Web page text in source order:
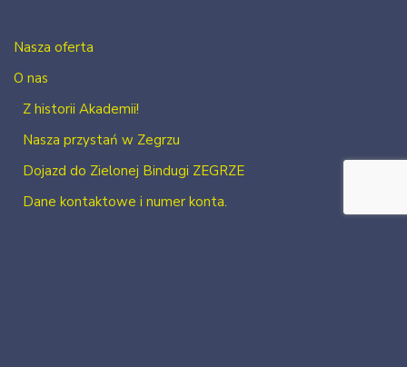
Nasza oferta
O nas
Z historii Akademii!
Nasza przystań w Zegrzu
Dojazd do Zielonej Bindugi ZEGRZE
Dane kontaktowe i numer konta.